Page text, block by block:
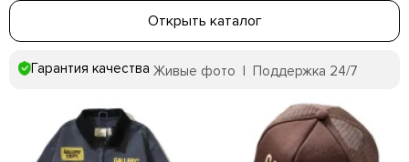
Открыть каталог
Гарантия качества Живые фото | Поддержка 24/7